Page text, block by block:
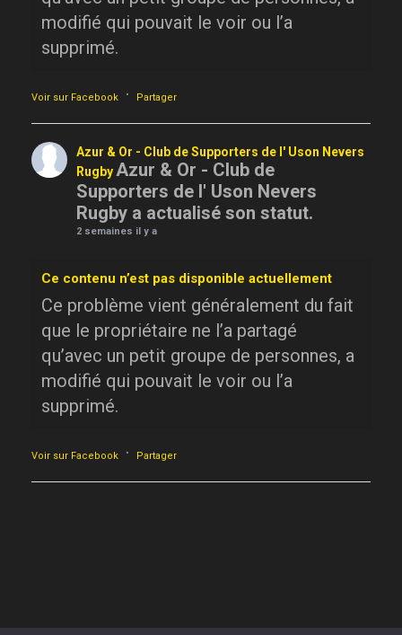
modifié qui pouvait le voir ou l’a
supprimé.
Voir sur Facebook · Partager
Azur & Or - Club de Supporters de l' Uson Nevers
RugbyAzur & Or - Club de
Supporters de l' Uson Nevers
Rugby a actualisé son statut.
2 semaines il y a
Ce contenu n’est pas disponible actuellement
Ce problème vient généralement du fait
que le propriétaire ne l’a partagé
qu’avec un petit groupe de personnes, a
modifié qui pouvait le voir ou l’a
supprimé.
Voir sur Facebook · Partager